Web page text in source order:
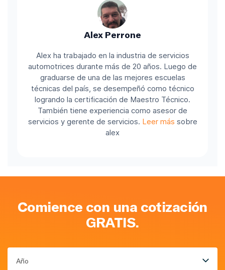
Alex Perrone
Alex ha trabajado en la industria de servicios
automotrices durante más de 20 años. Luego de
graduarse de una de las mejores escuelas
técnicas del país, se desempeñó como técnico
logrando la certificación de Maestro Técnico.
También tiene experiencia como asesor de
servicios y gerente de servicios. Leer más sobre
alex
Comience con una cotización
GRATIS.
Año